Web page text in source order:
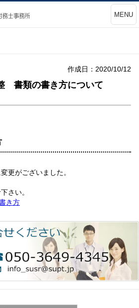
MENU
作成日：2020/10/12
書類の書き方について
更がございました。
さい。
き方